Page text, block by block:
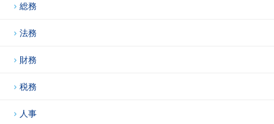
総務
法務
財務
税務
人事